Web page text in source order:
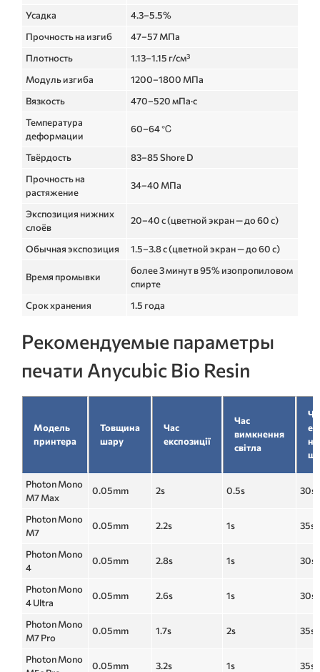
Усадка
4.3–5.5%
Прочность на изгиб
47–57 МПа
Плотность
1.13–1.15 г/см³
Модуль изгиба
1200–1800 МПа
Вязкость
470–520 мПа·с
Температура
деформации
60–64 ℃
Твёрдость
83–85 Shore D
Прочность на
растяжение
34–40 МПа
Экспозиция нижних
слоёв
20–40 с (цветной экран — до 60 с)
Обычная экспозиция 1.5–3.8 с (цветной экран — до 60 с)
Время промывки
более 3 минут в 95% изопропиловом
спирте
Срок хранения
1.5 года
Рекомендуемые параметры
печати Anycubic Bio Resin
Модель
принтера
Товщина
шару
Час
експозиції
Час
вимкнення
світла
Photon Mono
M7 Max
0.05mm 2s 0.5s 30s
Photon Mono
M7
0.05mm 2.2s 1s 35s
Photon Mono
4
0.05mm 2.8s 1s 30s
Photon Mono
4 Ultra
0.05mm 2.6s 1s 30s
Photon Mono
M7 Pro
0.05mm 1.7s 2s 35s
Photon Mono
0.05mm 3.2s 1s 35s